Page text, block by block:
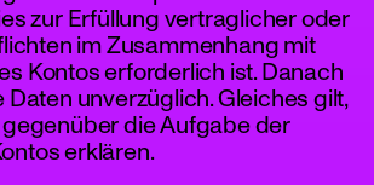
zur Erfüllung vertraglicher oder
im Zusammenhang mit
Kontos erforderlich ist. Danach
Daten unverzüglich. Gleiches gilt,
die Aufgabe der
erklären.